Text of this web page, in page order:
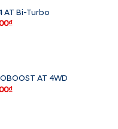
Bi-Turbo
₫
AT 4WD
₫